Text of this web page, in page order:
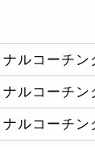
ルコーチン
ルコーチン
ルコーチン